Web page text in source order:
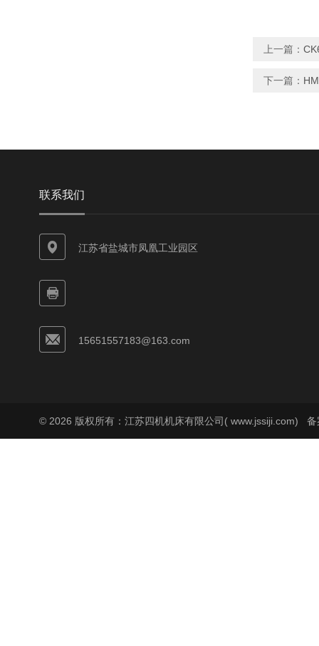
上一篇：
下一篇：
联系我们
江苏省盐城市凤凰工业园区
15651557183@163.com
© 2026 版权所有：江苏四机机床有限公司( www.jssiji.com) 备